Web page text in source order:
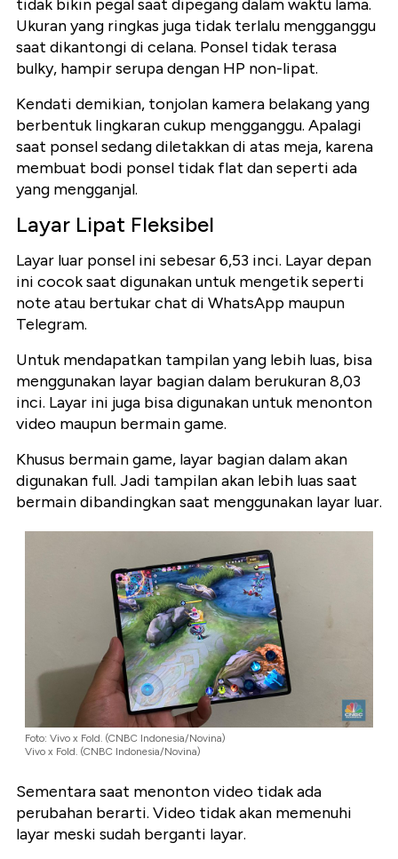
tidak bikin pegal saat dipegang dalam waktu lama.
Ukuran yang ringkas juga tidak terlalu mengganggu
saat dikantongi di celana. Ponsel tidak terasa
bulky, hampir serupa dengan HP non-lipat.
Kendati demikian, tonjolan kamera belakang yang
berbentuk lingkaran cukup mengganggu. Apalagi
saat ponsel sedang diletakkan di atas meja, karena
membuat bodi ponsel tidak flat dan seperti ada
yang mengganjal.
Layar Lipat Fleksibel
Layar luar ponsel ini sebesar 6,53 inci. Layar depan
ini cocok saat digunakan untuk mengetik seperti
note atau bertukar chat di WhatsApp maupun
Telegram.
Untuk mendapatkan tampilan yang lebih luas, bisa
menggunakan layar bagian dalam berukuran 8,03
inci. Layar ini juga bisa digunakan untuk menonton
video maupun bermain game.
Khusus bermain game, layar bagian dalam akan
digunakan full. Jadi tampilan akan lebih luas saat
bermain dibandingkan saat menggunakan layar luar.
Foto: Vivo x Fold. (CNBC Indonesia/Novina)
Vivo x Fold. (CNBC Indonesia/Novina)
Sementara saat menonton video tidak ada
perubahan berarti. Video tidak akan memenuhi
layar meski sudah berganti layar.